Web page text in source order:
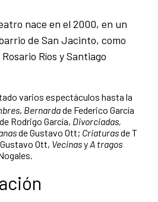
nace en el 2000, en un
de San Jacinto, como
Ríos y Santiago
varios espectáculos hasta la
, Bernardade Federico García
de Rodrigo García, Divorciadas,
de Gustavo Ott; Criaturasde T
Ott, VecinasyA tragos